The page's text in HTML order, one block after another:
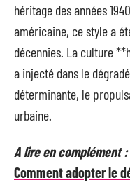
héritage des années
américaine, ce style a
décennies. La culture
a injecté dans le
déterminante, le
urbaine.
A lire en complément :
Comment adopter le